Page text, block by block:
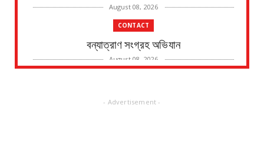
August 08, 2026
CONTACT
বন্যাত্রাণ সংগ্রহ অভিযান
August 08, 2026
চাঞ্চল্য
- Advertisement -